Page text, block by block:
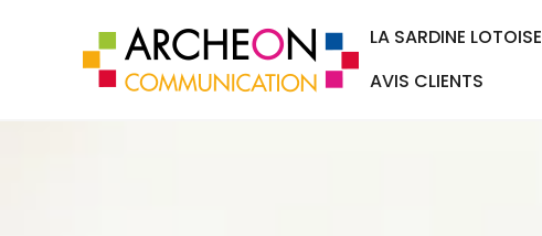
LA SARDINE LOTOISE
AVIS CLIENTS